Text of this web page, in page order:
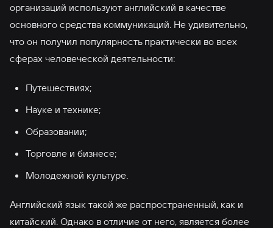
организаций используют английский в качестве
основного средства коммуникаций. Не удивительно,
что он получил популярность практически во всех
сферах человеческой деятельности:
Путешествиях;
Науке и технике;
Образовании;
Торговле и бизнесе;
Молодежной культуре.
Английский язык такой же распространенный, как и
китайский. Однако в отличие от него, является более